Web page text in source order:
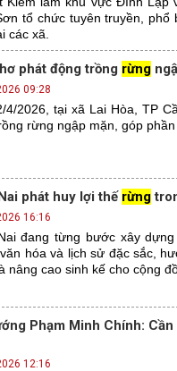
tổ chức tuyên truyền,
các xã.
phát động trồng rừng
09:28
4/2026, tại xã Lai Hòa, TP
rừng ngập mặn, góp
phát huy lợi thế rừng
16:16
đang từng bước xây
hóa và lịch sử đặc sắc,
nâng cao sinh kế cho cộng
Phạm Minh Chính:
12:16